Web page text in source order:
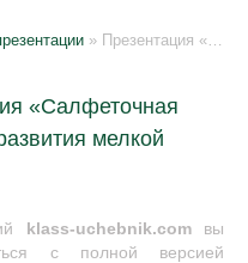
» Презентация «Салфеточная аппликация как средство развития мелкой моторики дошкольников»
«Салфеточная
мелкой
klass-uchebnik.comвы
с полной версией